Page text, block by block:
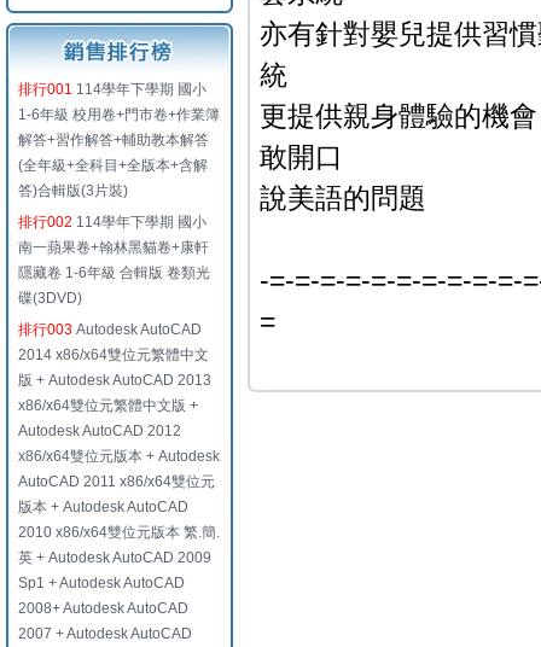
排行001 114學年下學期 國小
1-6年級 校用卷+門市卷+作業簿
解答+習作解答+輔助教本解答
(全年級+全科目+全版本+含解
答)合輯版(3片裝)
排行002 114學年下學期 國小
南一蘋果卷+翰林黑貓卷+康軒
隱藏卷 1-6年級 合輯版 卷類光
碟(3DVD)
排行003 Autodesk AutoCAD
2014 x86/x64雙位元繁體中文
版 + Autodesk AutoCAD 2013
x86/x64雙位元繁體中文版 +
Autodesk AutoCAD 2012
x86/x64雙位元版本 + Autodesk
AutoCAD 2011 x86/x64雙位元
版本 + Autodesk AutoCAD
2010 x86/x64雙位元版本 繁.簡.
英 + Autodesk AutoCAD 2009
Sp1 + Autodesk AutoCAD
2008+ Autodesk AutoCAD
2007 + Autodesk AutoCAD
亦有針對嬰兒提供習
統
更提供親身體驗的機
敢開口
說美語的問題
-=-=-=-=-=-=-=-=-=-=-
=